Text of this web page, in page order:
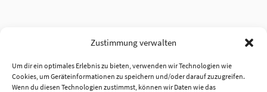
Zustimmung verwalten
Um dir ein optimales Erlebnis zu bieten, verwenden wir Technologien wie
Cookies, um Geräteinformationen zu speichern und/oder darauf zuzugreifen.
Wenn du diesen Technologien zustimmst, können wir Daten wie das